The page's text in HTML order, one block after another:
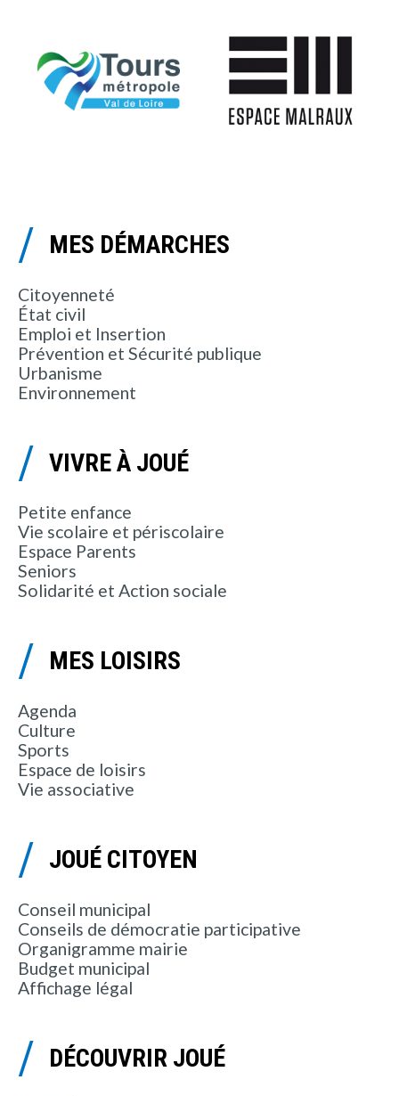
MES DÉMARCHES
Citoyenneté
État civil
Emploi et Insertion
Prévention et Sécurité publique
Urbanisme
Environnement
VIVRE À JOUÉ
Petite enfance
Vie scolaire et périscolaire
Espace Parents
Seniors
Solidarité et Action sociale
MES LOISIRS
Agenda
Culture
Sports
Espace de loisirs
Vie associative
JOUÉ CITOYEN
Conseil municipal
Conseils de démocratie participative
Organigramme mairie
Budget municipal
Affichage légal
DÉCOUVRIR JOUÉ